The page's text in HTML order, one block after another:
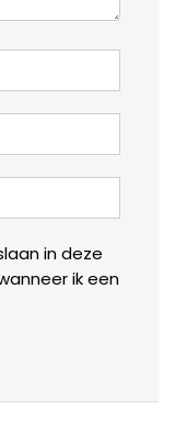
in deze
ik een